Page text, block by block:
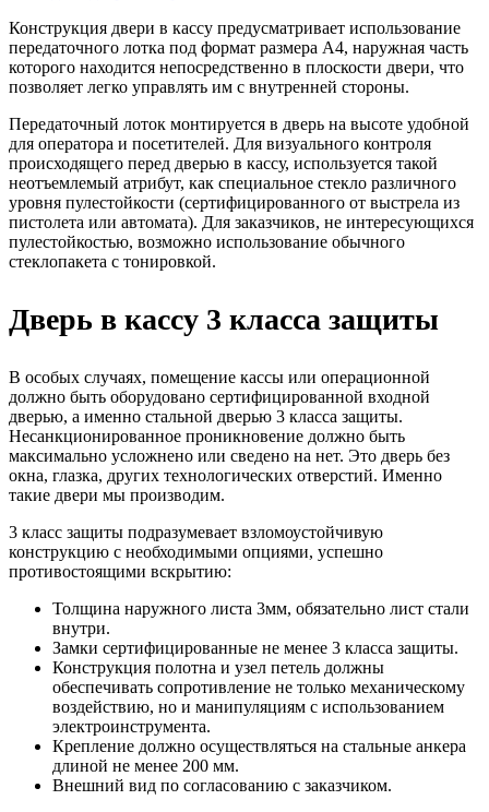
Конструкция двери в кассу предусматривает использование
передаточного лотка под формат размера А4, наружная часть
которого находится непосредственно в плоскости двери, что
позволяет легко управлять им с внутренней стороны.
Передаточный лоток монтируется в дверь на высоте удобной
для оператора и посетителей. Для визуального контроля
происходящего перед дверью в кассу, используется такой
неотъемлемый атрибут, как специальное стекло различного
уровня пулестойкости (сертифицированного от выстрела из
пистолета или автомата). Для заказчиков, не интересующихся
пулестойкостью, возможно использование обычного
стеклопакета с тонировкой.
Дверь в кассу 3 класса защиты
В особых случаях, помещение кассы или операционной
должно быть оборудовано сертифицированной входной
дверью, а именно стальной дверью 3 класса защиты.
Несанкционированное проникновение должно быть
максимально усложнено или сведено на нет. Это дверь без
окна, глазка, других технологических отверстий. Именно
такие двери мы производим.
3 класс защиты подразумевает взломоустойчивую
конструкцию с необходимыми опциями, успешно
противостоящими вскрытию:
Толщина наружного листа 3мм, обязательно лист стали
внутри.
Замки сертифицированные не менее 3 класса защиты.
Конструкция полотна и узел петель должны
обеспечивать сопротивление не только механическому
воздействию, но и манипуляциям с использованием
электроинструмента.
Крепление должно осуществляться на стальные анкера
длиной не менее 200 мм.
Внешний вид по согласованию с заказчиком.